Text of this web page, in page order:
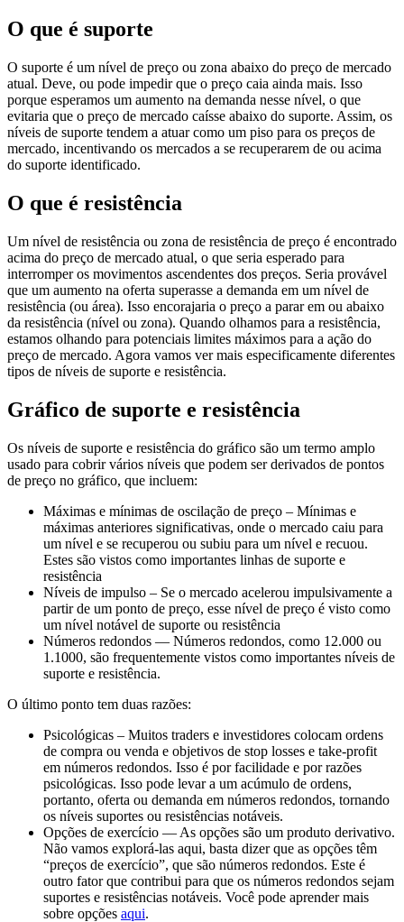
O que é suporte
O suporte é um nível de preço ou zona abaixo do preço de mercado
atual. Deve, ou pode impedir que o preço caia ainda mais. Isso
porque esperamos um aumento na demanda nesse nível, o que
evitaria que o preço de mercado caísse abaixo do suporte. Assim, os
níveis de suporte tendem a atuar como um piso para os preços de
mercado, incentivando os mercados a se recuperarem de ou acima
do suporte identificado.
O que é resistência
Um nível de resistência ou zona de resistência de preço é encontrado
acima do preço de mercado atual, o que seria esperado para
interromper os movimentos ascendentes dos preços. Seria provável
que um aumento na oferta superasse a demanda em um nível de
resistência (ou área). Isso encorajaria o preço a parar em ou abaixo
da resistência (nível ou zona). Quando olhamos para a resistência,
estamos olhando para potenciais limites máximos para a ação do
preço de mercado. Agora vamos ver mais especificamente diferentes
tipos de níveis de suporte e resistência.
Gráfico de suporte e resistência
Os níveis de suporte e resistência do gráfico são um termo amplo
usado para cobrir vários níveis que podem ser derivados de pontos
de preço no gráfico, que incluem:
Máximas e mínimas de oscilação de preço – Mínimas e
máximas anteriores significativas, onde o mercado caiu para
um nível e se recuperou ou subiu para um nível e recuou.
Estes são vistos como importantes linhas de suporte e
resistência
Níveis de impulso – Se o mercado acelerou impulsivamente a
partir de um ponto de preço, esse nível de preço é visto como
um nível notável de suporte ou resistência
Números redondos — Números redondos, como 12.000 ou
1.1000, são frequentemente vistos como importantes níveis de
suporte e resistência.
O último ponto tem duas razões:
Psicológicas – Muitos traders e investidores colocam ordens
de compra ou venda e objetivos de stop losses e take-profit
em números redondos. Isso é por facilidade e por razões
psicológicas. Isso pode levar a um acúmulo de ordens,
portanto, oferta ou demanda em números redondos, tornando
os níveis suportes ou resistências notáveis.
Opções de exercício — As opções são um produto derivativo.
Não vamos explorá-las aqui, basta dizer que as opções têm
“preços de exercício”, que são números redondos. Este é
outro fator que contribui para que os números redondos sejam
suportes e resistências notáveis. Você pode aprender mais
sobre opções aqui.